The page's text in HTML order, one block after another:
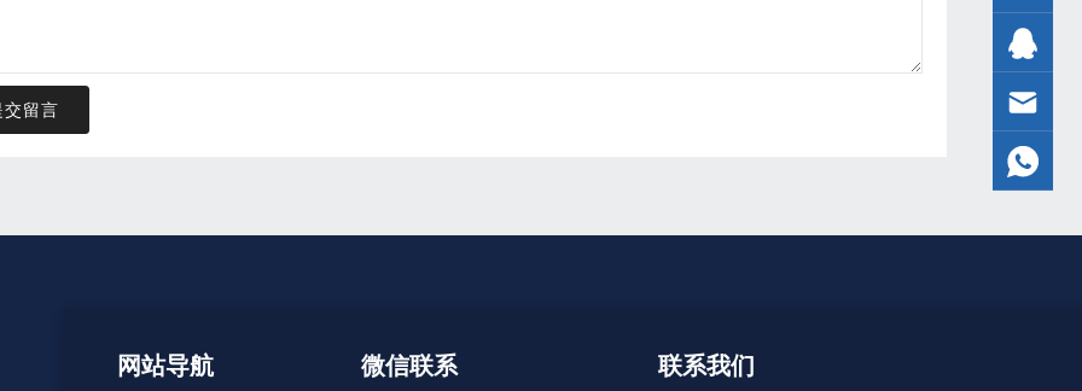
交留言
网站导航 微信联系 联系我们